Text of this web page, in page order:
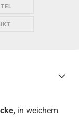
in weichem